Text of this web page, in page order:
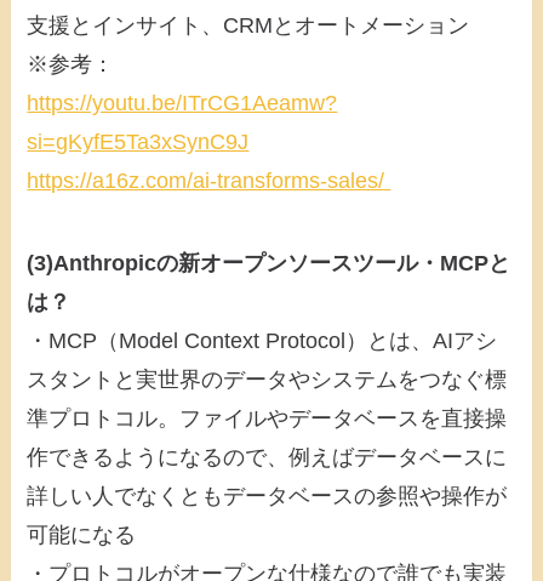
支援とインサイト、CRMとオートメーション
※参考：
https://youtu.be/ITrCG1Aeamw?
si=gKyfE5Ta3xSynC9J
https://a16z.com/ai-transforms-sales/
(3)Anthropicの新オープンソースツール・MCPと
は？
・MCP（Model Context Protocol）とは、AIアシ
スタントと実世界のデータやシステムをつなぐ標
準プロトコル。ファイルやデータベースを直接操
作できるようになるので、例えばデータベースに
詳しい人でなくともデータベースの参照や操作が
可能になる
・プロトコルがオープンな仕様なので誰でも実装